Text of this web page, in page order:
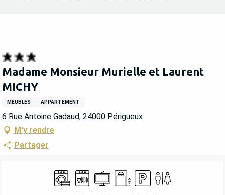
Madame Monsieur Murielle et Laurent
MICHY
MEUBLÉS APPARTEMENT
6 Rue Antoine Gadaud, 24000 Périgueux
M'y rendre
Partager
OUVERTURE ET COORDONNÉES
Lave lingeLave vaisselle
TélévisionAscenseur
ParkingToilettes